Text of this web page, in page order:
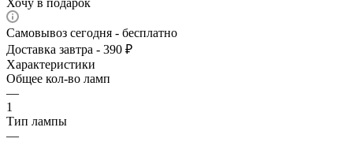
Самовывоз сегодня - бесплатно
Доставка завтра - 390 ₽
Характеристики
Общее кол-во ламп
—
1
Тип лампы
—